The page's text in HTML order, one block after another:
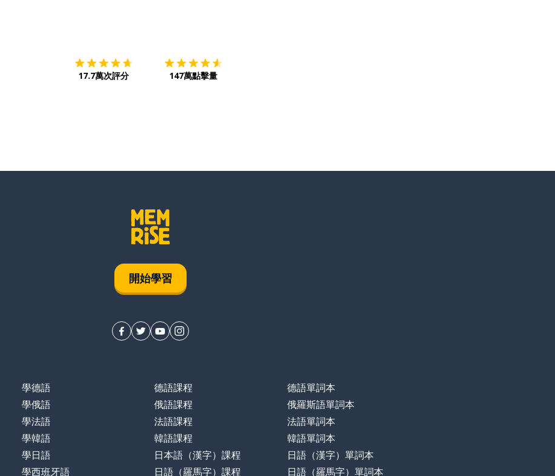
17.7萬次評分 147萬點擊量
開始學習
學德語
學俄語
學法語
學韓語
學日語
學西班牙語
德語課程
俄語課程
法語課程
韓語課程
日本語（漢字）課程
日語（羅馬字）課程
德語單詞本
俄羅斯語單詞本
法語單詞本
韓語單詞本
日語（漢字）單詞本
日語（羅馬字）單詞本